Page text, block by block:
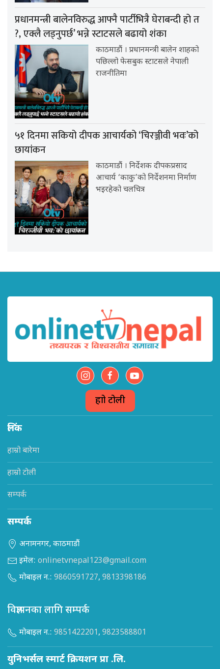
प्रधानमन्त्री बालेनविरुद्ध आफ्नै पार्टीभित्रै घेराबन्दी हो त
?, एक्लै लड्नुपर्छ’ भन्ने स्टाटसले बढायो शंका
काठमाडौं । प्रधानमन्त्री बालेन शाहको
पछिल्लो फेसबुक स्टाटसले नेपाली
राजनीतिमा
५१ दिनमा सकियो दीपक आचार्यको ‘चिरञ्जीवी भवः’को
छायांकन
काठमाडौं । निर्देशक दीपकप्रसाद
आचार्य ‘काकु’को निर्देशनमा निर्माण
भइरहेको चलचित्र
हाम्रो टोली
लिंक
हाम्रो बारेमा
हाम्रो टोली
सम्पर्क
सम्पर्क
अनामनगर, काठमाडौं
इमेल: onlinetvnepal123@gmail.com
मोबाइल न.: 9860591727, 9813398186
विज्ञापनका लागि सम्पर्क
मोबाइल न.: 9851422201, 9823588801
युनिभर्सल स्मार्ट क्रियशन प्रा .लि.